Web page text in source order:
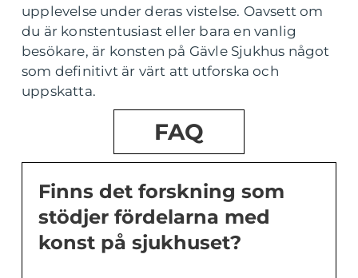
upplevelse under deras vistelse. Oavsett om
du är konstentusiast eller bara en vanlig
besökare, är konsten på Gävle Sjukhus något
som definitivt är värt att utforska och
uppskatta.
FAQ
Finns det forskning som
stödjer fördelarna med
konst på sjukhuset?